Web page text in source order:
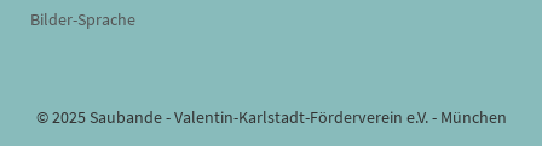
Bilder-Sprache
© 2025 Saubande - Valentin-Karlstadt-Förderverein e.V. - München